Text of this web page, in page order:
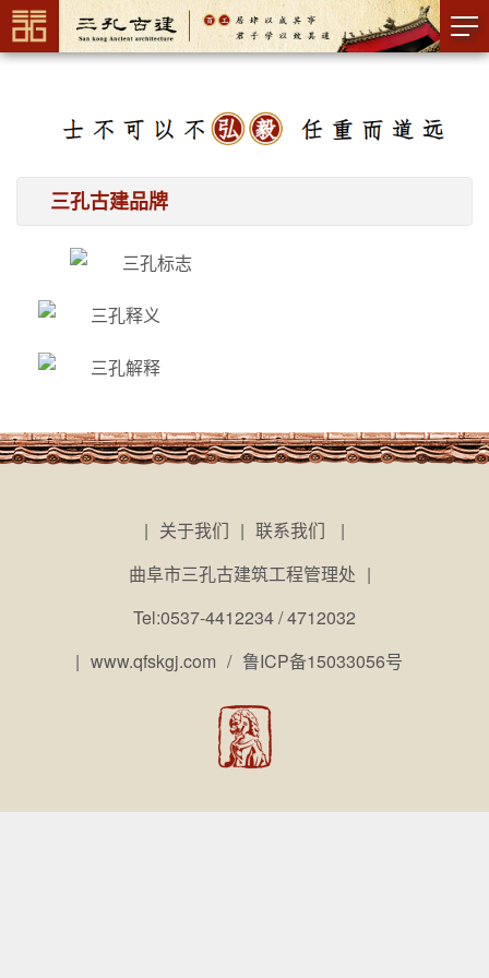
三孔古建品牌
| 关于我们 | 联系我们
|
曲阜市三孔古建筑工程管理处 |
Tel:0537-4412234 / 4712032
| www.qfskgj.com / 鲁ICP备15033056号